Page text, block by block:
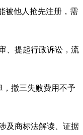
被他人抢先注册，需
、提起行政诉讼，流
，撤三失败费用不予
及商标法解读、证据